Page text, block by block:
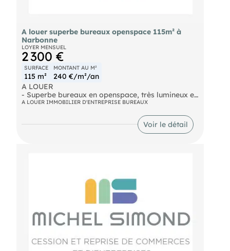
A louer superbe bureaux openspace 115m² à
Narbonne
LOYER MENSUEL
2 300 €
SURFACE
115 m²
MONTANT AU M²
240 €/m²/an
A LOUER
- Superbe bureaux en openspace, très lumineux et
situé en centre ville. Très bonne visibilité
nombreuses possibilités, ensemble totalement
rénové, à visiter. Loyer mensuel : 2.300€
A LOUER IMMOBILIER D'ENTREPRISE BUREAUX
Voir le détail